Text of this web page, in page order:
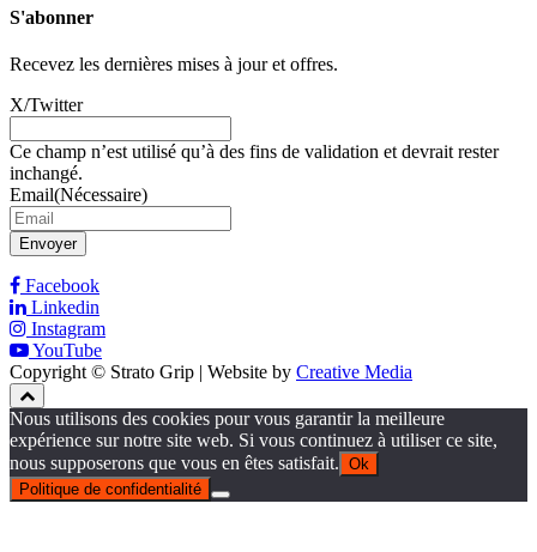
S'abonner
Recevez les dernières mises à jour et offres.
X/Twitter
Ce champ n’est utilisé qu’à des fins de validation et devrait rester
inchangé.
Email(Nécessaire)
Envoyer
Facebook
Linkedin
Instagram
YouTube
Copyright © Strato Grip | Website by Creative Media
Nous utilisons des cookies pour vous garantir la meilleure
expérience sur notre site web. Si vous continuez à utiliser ce site,
nous supposerons que vous en êtes satisfait. Ok
Politique de confidentialité